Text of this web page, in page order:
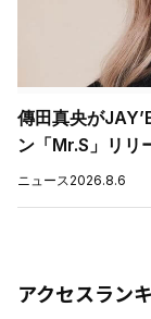
傳田真央が
ン「Mr.S」リリ
ニュース2026.8.6
アクセスラン